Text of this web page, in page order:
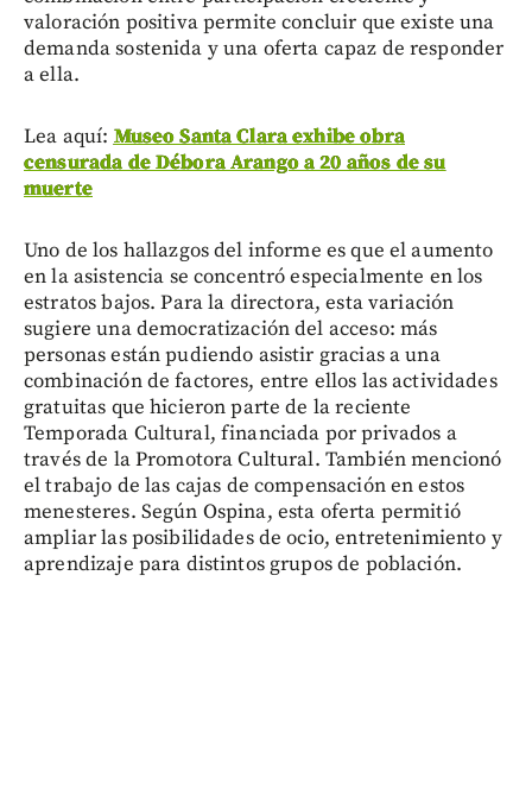
valoración positiva permite concluir que existe una
demanda sostenida y una oferta capaz de responder
a ella.
Lea aquí: Museo Santa Clara exhibe obra
censurada de Débora Arango a 20 años de su
muerte
Uno de los hallazgos del informe es que el aumento
en la asistencia se concentró especialmente en los
estratos bajos. Para la directora, esta variación
sugiere una democratización del acceso: más
personas están pudiendo asistir gracias a una
combinación de factores, entre ellos las actividades
gratuitas que hicieron parte de la reciente
Temporada Cultural, financiada por privados a
través de la Promotora Cultural. También mencionó
el trabajo de las cajas de compensación en estos
menesteres. Según Ospina, esta oferta permitió
ampliar las posibilidades de ocio, entretenimiento y
aprendizaje para distintos grupos de población.